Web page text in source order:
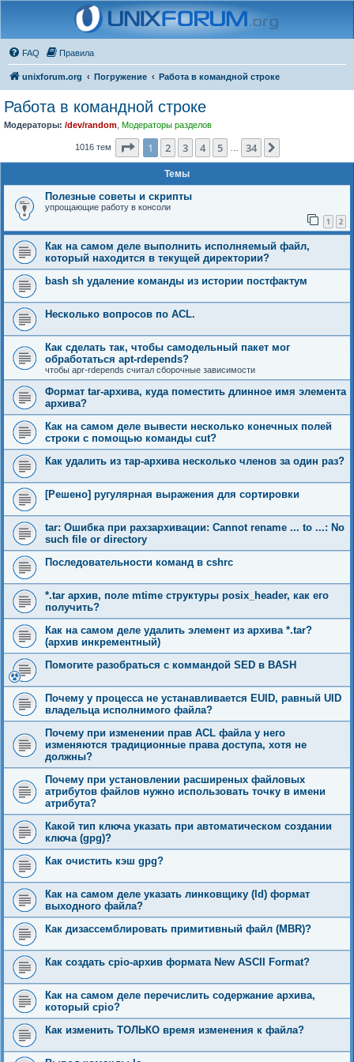
FAQ Правила
unixforum.org Погружение Работа в командной строке
Работа в командной строке
Модераторы: /dev/random Модераторы разделов
1016 тем Страница из 34
1 2 3 4 5 34
Темы
Полезные советы и скрипты
упрощающие работу в консоли
1 2
Как на самом деле выполнить исполняемый файл,
который находится в текущей директории?
bash sh удаление команды из истории постфактум
Несколько вопросов по ACL.
Как сделать так, чтобы самодельный пакет мог
обработаться apt-rdepends?
чтобы apr-rdepends считал сборочные зависимости
Формат tar-архива, куда поместить длинное имя элемента
архива?
Как на самом деле вывести несколько конечных полей
строки с помощью команды cut?
Как удалить из тар-архива несколько членов за один раз?
[Решено] ругулярная выражения для сортировки
tar: Ошибка при рахзархивации: Cannot rename ... to ...: No
such file or directory
Последовательности команд в cshrc
*.tar архив, поле mtime структуры posix_header, как его
получить?
Как на самом деле удалить элемент из архива *.tar?
(архив инкрементный)
Помогите разобраться с коммандой SED в BASH
Почему у процесса не устанавливается EUID, равный UID
владельца исполнимого файла?
Почему при изменении прав ACL файла у него
изменяются традиционные права доступа, хотя не
должны?
Почему при установлении расширеных файловых
атрибутов файлов нужно использовать точку в имени
атрибута?
Какой тип ключа указать при автоматическом создании
ключа (gpg)?
Как очистить кэш gpg?
Как на самом деле указать линковщику (ld) формат
выходного файла?
Как дизассемблировать примитивный файл (MBR)?
Как создать cpio-архив формата New ASCII Format?
Как на самом деле перечислить содержание архива,
который cpio?
Как изменить ТОЛЬКО время изменения к файла?